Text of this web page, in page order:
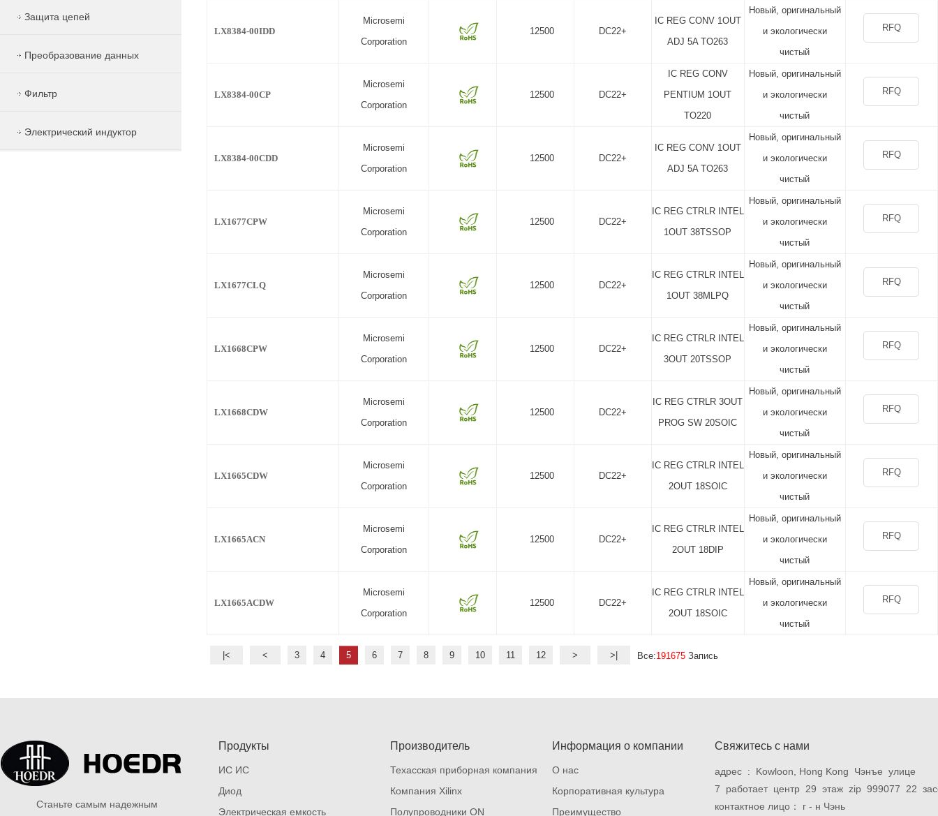
Защита цепей
Преобразование данных
Фильтр
Электрический индуктор
LX8384-00IDD
Microsemi
Corporation
12500 DC22+
IC REG CONV 1OUT
ADJ 5A TO263
Новый, оригинальный
и экологически
чистый
RFQ
LX8384-00CP
Microsemi
Corporation
12500 DC22+
IC REG CONV
PENTIUM 1OUT
TO220
Новый, оригинальный
и экологически
чистый
RFQ
LX8384-00CDD
Microsemi
Corporation
12500 DC22+
IC REG CONV 1OUT
ADJ 5A TO263
Новый, оригинальный
и экологически
чистый
RFQ
LX1677CPW
Microsemi
Corporation
12500 DC22+
IC REG CTRLR INTEL
1OUT 38TSSOP
Новый, оригинальный
и экологически
чистый
RFQ
LX1677CLQ
Microsemi
Corporation
12500 DC22+
IC REG CTRLR INTEL
1OUT 38MLPQ
Новый, оригинальный
и экологически
чистый
RFQ
LX1668CPW
Microsemi
Corporation
12500 DC22+
IC REG CTRLR INTEL
3OUT 20TSSOP
Новый, оригинальный
и экологически
чистый
RFQ
LX1668CDW
Microsemi
Corporation
12500 DC22+
IC REG CTRLR 3OUT
PROG SW 20SOIC
Новый, оригинальный
и экологически
чистый
RFQ
LX1665CDW
Microsemi
Corporation
12500 DC22+
IC REG CTRLR INTEL
2OUT 18SOIC
Новый, оригинальный
и экологически
чистый
RFQ
LX1665ACN
Microsemi
Corporation
12500 DC22+
IC REG CTRLR INTEL
2OUT 18DIP
Новый, оригинальный
и экологически
чистый
RFQ
LX1665ACDW
Microsemi
Corporation
12500 DC22+
IC REG CTRLR INTEL
2OUT 18SOIC
Новый, оригинальный
и экологически
чистый
RFQ
|< < 3 4 5 6 7 8 9 10 11 12 > >| Все:191675Запись
Станьте самым надежным
Продукты
ИС ИС
Диод
Электрическая емкость
Производитель
Техасская приборная компания
Компания Xilinx
Полупроводники ON
Информация о компании
О нас
Корпоративная культура
Преимущество
Свяжитесь с нами
адрес : Kowloon, Hong Kong Чэнъе улице
7 работает центр 29 этаж zip 999077 22
контактное лицо： г - н Чэнь